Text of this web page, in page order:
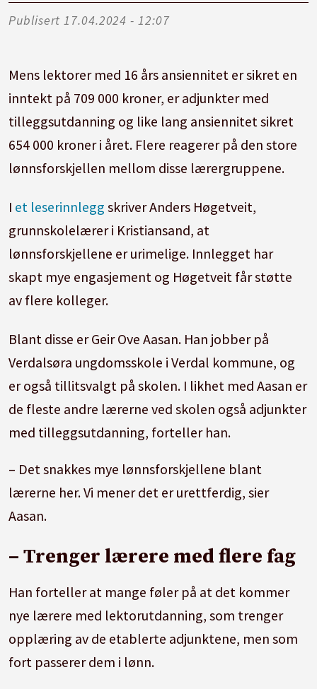
Publisert 17.04.2024 - 12:07
Mens lektorer med 16 års ansiennitet er sikret en
inntekt på 709 000 kroner, er adjunkter med
tilleggsutdanning og like lang ansiennitet sikret
654 000 kroner i året. Flere reagerer på den store
lønnsforskjellen mellom disse lærergruppene.
I et leserinnlegg skriver Anders Høgetveit,
grunnskolelærer i Kristiansand, at
lønnsforskjellene er urimelige. Innlegget har
skapt mye engasjement og Høgetveit får støtte
av flere kolleger.
Blant disse er Geir Ove Aasan. Han jobber på
Verdalsøra ungdomsskole i Verdal kommune, og
er også tillitsvalgt på skolen. I likhet med Aasan er
de fleste andre lærerne ved skolen også adjunkter
med tilleggsutdanning, forteller han.
– Det snakkes mye lønnsforskjellene blant
lærerne her. Vi mener det er urettferdig, sier
Aasan.
– Trenger lærere med flere fag
Han forteller at mange føler på at det kommer
nye lærere med lektorutdanning, som trenger
opplæring av de etablerte adjunktene, men som
fort passerer dem i lønn.